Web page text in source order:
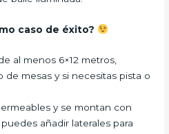
caso de éxito?
al menos 6×12 metros,
mesas y si necesitas pista o
y se montan con
añadir laterales para